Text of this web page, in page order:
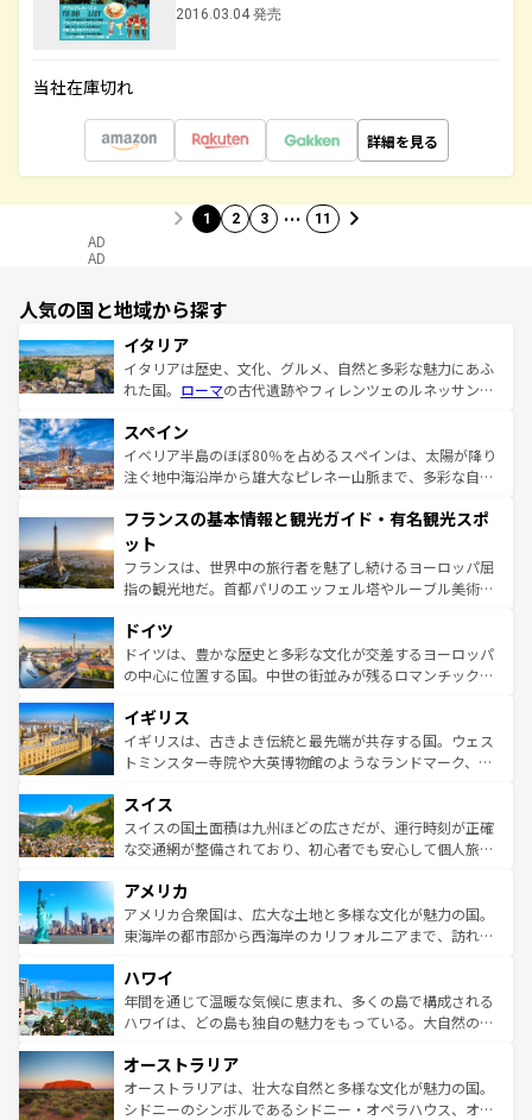
2016.03.04 発売
当社在庫切れ
詳細を見る
1 2 3 … 11
AD
AD
人気の国と地域から探す
イタリア
イタリアは歴史、文化、グルメ、自然と多彩な魅力にあふ
れた国。 ローマの古代遺跡やフィレンツェのルネッサンス
ろん、トスカーナの美しい田園風景やアマルフィ海岸の絶
景など、自然景観も見逃せない。観光の合間には、本場の
ピザやパスタなど、絶品のイタリア料理を堪能することも
ませてくれるイタリアで、忘れられない旅をしてみよう！
なお、新着のイタリア情報は
しい。
スペイン
イベリア半島のほぼ80％を占めるスペインは、太陽が降り
注ぐ地中海沿岸から雄大なピレネー山脈まで、多彩な自然
文化が根付くこの国では、情熱的なフラメンコ、熱気あふ
れる闘牛、そして美味しいタパスが生活の一部となってい
る。首都マドリードの洗練された雰囲気や、バルセロナの
アートに溢れた街角から、地方では古代ローマ遺跡や中世
せる。地方によって風土や気候が異なるスペインはその個
性で訪れる人を魅了する。 なお、新着のスペイン情報は コ
ンテンツ一覧を参照してほしい。
フランスの基本情報と観光ガイド・有名観光スポ
ット
フランスは、世界中の旅行者を魅了し続けるヨーロッパ屈
指の観光地だ。首都パリのエッフェル塔やルーブル美術館
で、幅広い魅力が詰まっている。華麗な宮殿、歴史的な大
聖堂、美しいビーチ、そして豊かな自然が、訪れる者を心
から魅了する。また、フランスは美食の国としても知ら
いる。シャンパンの発祥地であるランス、プロヴァンスの
香り高いラベンダー畑など、多彩な楽しみ方が可能だ。さ
らに、パリ以外の地域にも魅力が溢れており、どの街角に
れる地方に足を運ぶとそれぞれで全く異なる文化を体験で
きるだろう。 なお、新着のフランス情報はコンテンツ一覧
を参照してほしい。
ドイツ
ドイツは、豊かな歴史と多彩な文化が交差するヨーロッパ
の中心に位置する国。中世の街並みが残るロマンチック街
顔を持つこの国は、どこを歩いても飽きることがない。ベ
ルリンの文化的活気、バイエルン州のアルプスの絶景、そ
してライン川沿いのワイン畑といった風景は必見。ビール
は、お酒好きな人にはぜひ体験してほしい。 なお、新着の
ドイツ情報はコンテンツ一覧を参照してほしい。
イギリス
イギリスは、古きよき伝統と最先端が共存する国。ウェス
トミンスター寺院や大英博物館のようなランドマーク、歴
リアごとに異なる魅力がある。また、優雅なアフタヌーン
ティー、ビール好きにはたまらない英国パブ、サッカー観
戦など、本場だからこそできる体験も豊富。イギリスを旅
ンツ一覧を参照してほしい。
スイス
スイスの国土面積は九州ほどの広さだが、運行時刻が正確
な交通網が整備されており、初心者でも安心して個人旅行
の建物がそのまま残る町や、スイスならではのユニークな
博物館もあり、アルプス観光だけでなく町歩きも満喫する
ことができる。国民の所得が高いため物価も高いが、旅行
ば市内交通費無料で観光を楽しむこともできる。 なお、新
着のスイス情報はコンテンツ一覧 を参照してほしい。
アメリカ
アメリカ合衆国は、広大な土地と多様な文化が魅力の国。
東海岸の都市部から西海岸のカリフォルニアまで、訪れる
のような巨大都市は、観光、ショッピング、エンターテイ
ンメントが詰まった刺激的なスポットだ。一方、アメリカ
西部には大自然が広がり、グランドキャニオンやイエロー
部のニューオーリンズでは、音楽と美食が融合した独特の
文化が魅力。旅行者はアメリカの各地域で異なる魅力を楽
しみながら、その多様性と豊かな歴史を感じることができ
ハワイ
年間を通じて温暖な気候に恵まれ、多くの島で構成される
ハワイは、どの島も独自の魅力をもっている。大自然の神
ワイ島は見逃せない。また、定番の観光地といえばオアフ
島だが、静かな自然を求めるならマウイ島やカウアイ島が
おすすめ。エメラルドグリーンに輝く海をはじめ、豊かな
オーストラリア
オーストラリアは、壮大な自然と多様な文化が魅力の国。
シドニーのシンボルであるシドニー・オペラハウス、オー